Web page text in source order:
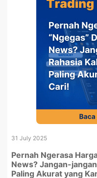
31 July 2025
Pernah Ngerasa
News? Jangan-
Paling Akurat yang